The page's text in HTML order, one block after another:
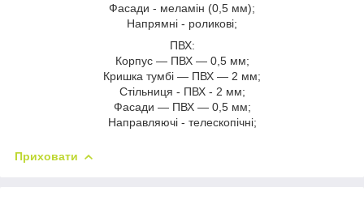
Фасади - меламін (0,5 мм);
Напрямні - роликові;
ПВХ:
Корпус — ПВХ — 0,5 мм;
Кришка тумбі — ПВХ — 2 мм;
Стільниця - ПВХ - 2 мм;
Фасади — ПВХ — 0,5 мм;
Направляючі - телескопічні;
Приховати